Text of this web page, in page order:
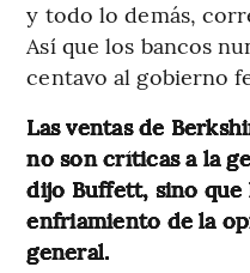
y todo lo demás,
Así que los bancos
centavo al gobierno
Las ventas de
no son críticas a la
dijo Buffett, sino que
enfriamiento de la
general.